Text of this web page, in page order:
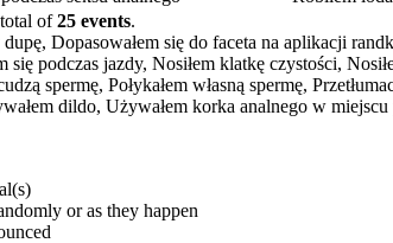
of25 events.
Dopasowałem się do faceta na aplikacji
się podczas jazdy, Nosiłem klatkę czystości,
spermę, Połykałem własną spermę,
dildo, Używałem korka analnego w
or as they happen